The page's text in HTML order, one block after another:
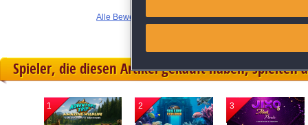
Alle Bewertungen anzeigen
Spieler, die diesen Artikel gekauft haben, spielten
1 2 3